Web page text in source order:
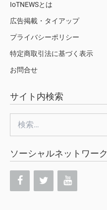
IoTNEWSとは
広告掲載・タイアップ
プライバシーポリシー
特定商取引法に基づく表示
お問合せ
サイト内検索
索:
ソーシャルネットワーク